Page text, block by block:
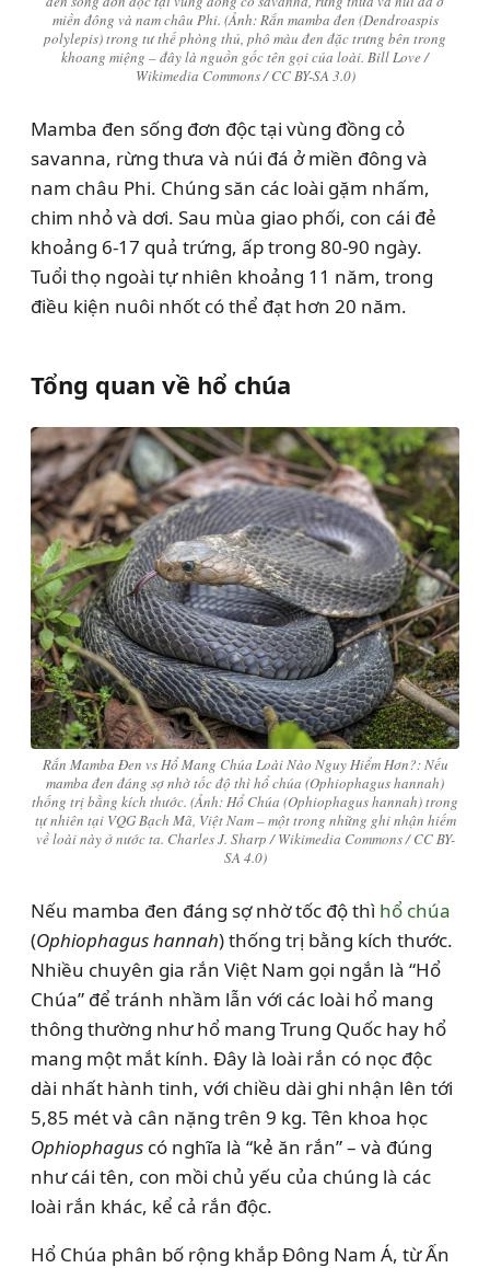
miền đông và nam châu Phi. (Ảnh: Rắn mamba đen (Dendroaspis
polylepis) trong tư thế phòng thủ, phô màu đen đặc trưng bên trong
khoang miệng – đây là nguồn gốc tên gọi của loài. Bill Love /
Wikimedia Commons / CC BY-SA 3.0)
Mamba đen sống đơn độc tại vùng đồng cỏ
savanna, rừng thưa và núi đá ở miền đông và
nam châu Phi. Chúng săn các loài gặm nhấm,
chim nhỏ và dơi. Sau mùa giao phối, con cái đẻ
khoảng 6-17 quả trứng, ấp trong 80-90 ngày.
Tuổi thọ ngoài tự nhiên khoảng 11 năm, trong
điều kiện nuôi nhốt có thể đạt hơn 20 năm.
Tổng quan về hổ chúa
Rắn Mamba Đen vs Hổ Mang Chúa Loài Nào Nguy Hiểm Hơn?: Nếu
mamba đen đáng sợ nhờ tốc độ thì hổ chúa (Ophiophagus hannah)
thống trị bằng kích thước. (Ảnh: Hổ Chúa (Ophiophagus hannah) trong
tự nhiên tại VQG Bạch Mã, Việt Nam – một trong những ghi nhận hiếm
về loài này ở nước ta. Charles J. Sharp / Wikimedia Commons / CC BY-
SA 4.0)
Nếu mamba đen đáng sợ nhờ tốc độ thì hổ chúa
(Ophiophagus hannah) thống trị bằng kích thước.
Nhiều chuyên gia rắn Việt Nam gọi ngắn là “Hổ
Chúa” để tránh nhầm lẫn với các loài hổ mang
thông thường như hổ mang Trung Quốc hay hổ
mang một mắt kính. Đây là loài rắn có nọc độc
dài nhất hành tinh, với chiều dài ghi nhận lên tới
5,85 mét và cân nặng trên 9 kg. Tên khoa học
Ophiophagus có nghĩa là “kẻ ăn rắn” – và đúng
như cái tên, con mồi chủ yếu của chúng là các
loài rắn khác, kể cả rắn độc.
Hổ Chúa phân bố rộng khắp Đông Nam Á, từ Ấn